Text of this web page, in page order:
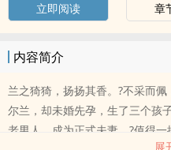
立即阅读
章
内容简介
兰之猗猗，扬扬其香。?不采而
尔兰，却未婚先孕，生了三个孩
老男人，成为正式夫妻。?值得
展